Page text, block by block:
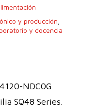
y producción
y docencia
NDC0G
SQ48 Series.